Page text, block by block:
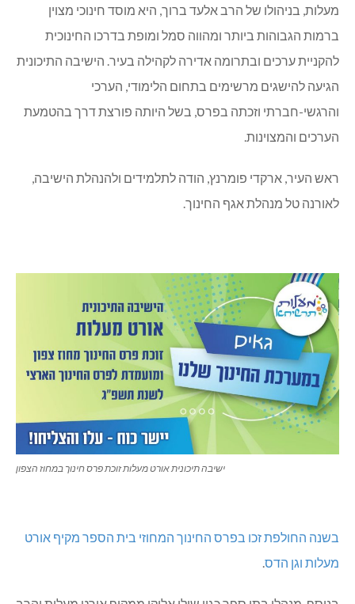
מעלות, בניהולו של הרב אלעד ברוך, היא מוסד חינוכי מצוין
ברמות הגבוהות ביותר ומהווה סמל ומופת בדרכו החינוכית
להקניית ערכים ובתרומה אדירה לקהילה בעיר. הישיבה התיכונית
הגיעה להישגים מרשימים בתחום הלימודי, הערכי
והרגשי-חברתי וזכתה בפרס, בשל היותה פורצת דרך בהטמעת
הערכים והמצוינות.
ראש העיר, ארקדי פומרנץ, הודה לתלמידים ולהנהלת הישיבה,
לאורנה טל מנהלת אגף החינוך.
ישיבה תיכונית אורט מעלות זוכת פרס חינוך במחוז הצפון
בשנה החולפת זכו בפרס החינוך המחוזי בית הספר מקיף אורט
מעלות וגן הדס.